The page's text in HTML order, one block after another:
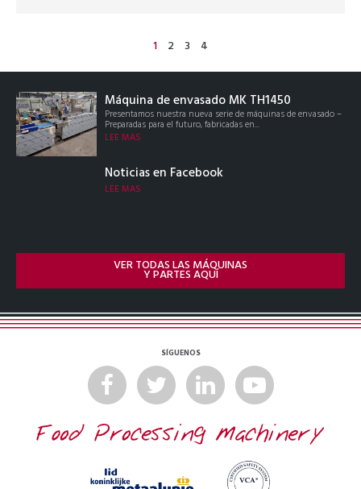
1 2 3 4
Máquina de envasado MK TH1450
Presentamos nuestra nueva serie de máquinas de envasado –
Preparadas para el futuro, fabricadas en...
LEE MAS
Noticias en Facebook
LEE MAS
VER TODAS LAS MÁQUINAS
Y PARTES AQUÍ
SÍGUENOS